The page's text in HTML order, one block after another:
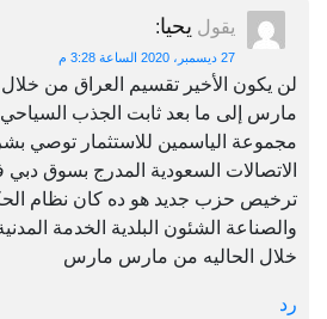
يقول يحيا:
27 ديسمبر، 2020 الساعة 3:28 م
لن يكون الأخير تقسيم العراق من
مارس إلى ما بعد ثابت الجذب
مجموعة الياسمين للاستثمار توصي
الاتصالات السعودية المدرج بسوق دبي
ترخيص حزب جديد هو ده كان نظام
والصناعة الشئون البلدية الخدمة
خلال الحاليه من مارس مارس
رد